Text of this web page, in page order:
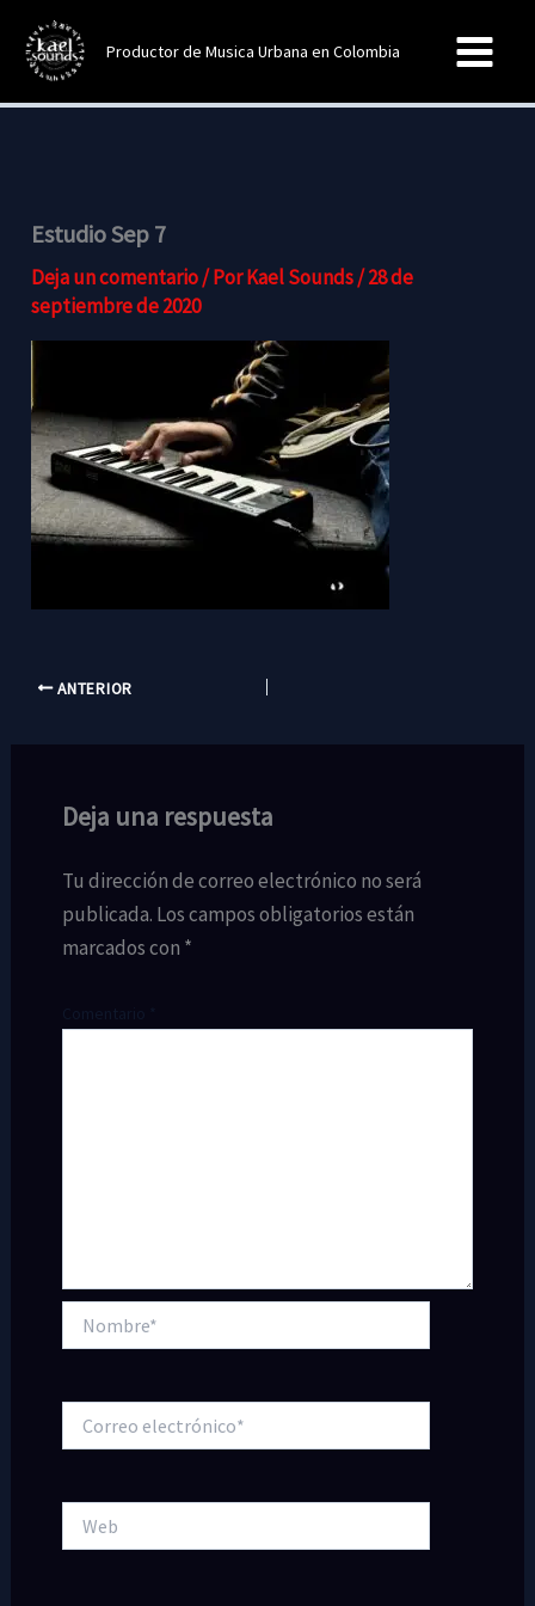
contenido
Productor de Musica Urbana en Colombia
Estudio Sep 7
Deja un comentario/ PorKael Sounds/28 de
septiembre de 2020
ANTERIOR
Deja una respuesta
Tu dirección de correo electrónico no será
publicada. Los campos obligatorios están
marcados con *
electrónico*